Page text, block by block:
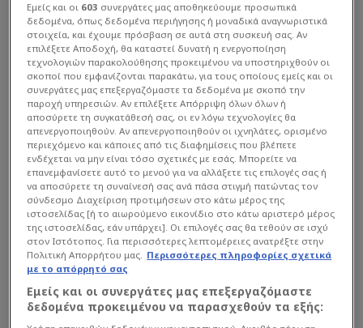
Εμείς και οι 603 συνεργάτες μας αποθηκεύουμε προσωπικά
δεδομένα, όπως δεδομένα περιήγησης ή μοναδικά αναγνωριστικά
στοιχεία, και έχουμε πρόσβαση σε αυτά στη συσκευή σας. Αν
επιλέξετε Αποδοχή, θα καταστεί δυνατή η ενεργοποίηση
τεχνολογιών παρακολούθησης προκειμένου να υποστηριχθούν οι
σκοποί που εμφανίζονται παρακάτω, για τους οποίους εμείς και οι
συνεργάτες μας επεξεργαζόμαστε τα δεδομένα με σκοπό την
παροχή υπηρεσιών. Αν επιλέξετε Απόρριψη όλων όλων ή
αποσύρετε τη συγκατάθεσή σας, οι εν λόγω τεχνολογίες θα
απενεργοποιηθούν. Αν απενεργοποιηθούν οι ιχνηλάτες, ορισμένο
περιεχόμενο και κάποιες από τις διαφημίσεις που βλέπετε
ενδέχεται να μην είναι τόσο σχετικές με εσάς. Μπορείτε να
επανεμφανίσετε αυτό το μενού για να αλλάξετε τις επιλογές σας ή
να αποσύρετε τη συναίνεσή σας ανά πάσα στιγμή πατώντας τον
σύνδεσμο Διαχείριση προτιμήσεων στο κάτω μέρος της
ιστοσελίδας [ή το αιωρούμενο εικονίδιο στο κάτω αριστερό μέρος
της ιστοσελίδας, εάν υπάρχει]. Οι επιλογές σας θα τεθούν σε ισχύ
στον Ιστότοπος. Για περισσότερες λεπτομέρειες ανατρέξτε στην
Πολιτική Απορρήτου μας. Περισσότερες πληροφορίες σχετικά
με το απόρρητό σας
Εμείς και οι συνεργάτες μας επεξεργαζόμαστε
δεδομένα προκειμένου να παρασχεθούν τα εξής: